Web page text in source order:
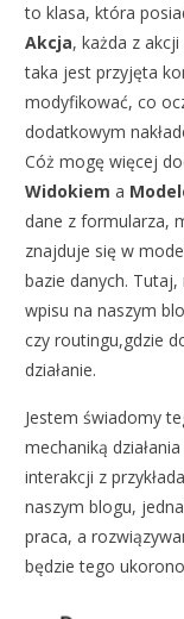
to klasa, która
Akcja, każda z
taka jest przyjęta
modyfikować, co
dodatkowym
Cóż mogę więcej
Widokiem a
dane z formularza,
znajduje się w
bazie danych.
wpisu na naszym
czy routingu,gdzie
działanie.
Jestem świadomy
mechaniką
interakcji z
naszym blogu,
praca, a
będzie tego